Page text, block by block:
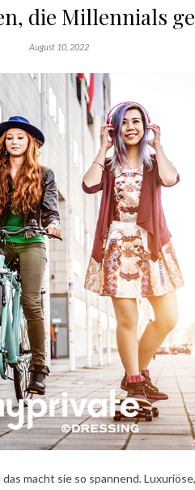
die Millennials
August 10, 2022
macht sie so spannend.